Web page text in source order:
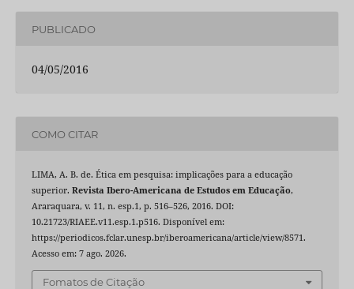
PUBLICADO
04/05/2016
COMO CITAR
LIMA, A. B. de. Ética em pesquisa: implicações para a educação
superior. Revista Ibero-Americana de Estudos em Educação,
Araraquara, v. 11, n. esp.1, p. 516–526, 2016. DOI:
10.21723/RIAEE.v11.esp.1.p516. Disponível em:
https://periodicos.fclar.unesp.br/iberoamericana/article/view/8571.
Acesso em: 7 ago. 2026.
Fomatos de Citação